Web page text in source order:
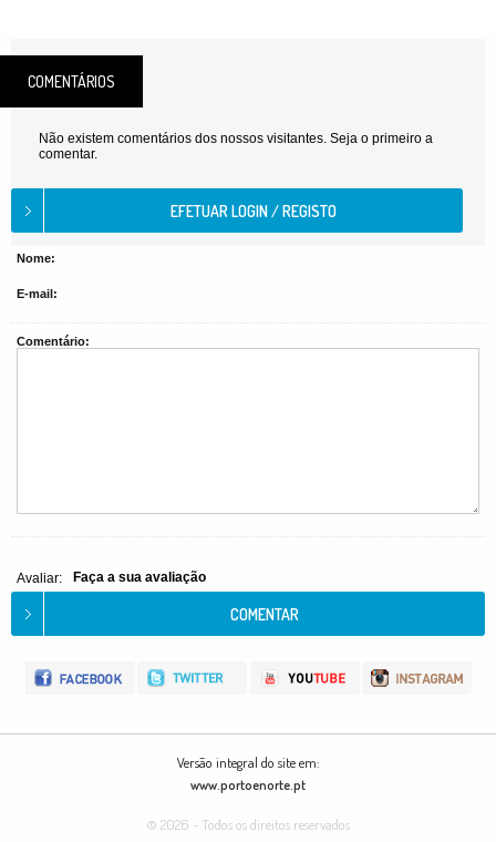
COMENTÁRIOS
Não existem comentários dos nossos visitantes. Seja o primeiro a
comentar.
Nome:
E-mail:
Comentário:
Avaliar: Faça a sua avaliação
Versão integral do site em:
www.portoenorte.pt
© 2026 - Todos os direitos reservados